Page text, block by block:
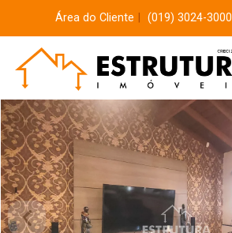
Área do Cliente (019) 3024-3000